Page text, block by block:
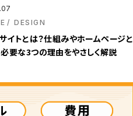
DESIGN
イトとは？仕組みやホームページと
要な3つの理由をやさしく解説